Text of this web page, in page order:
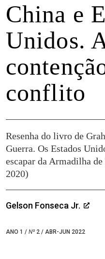
China e
Unidos.
conflito
Resenha do livro de
Guerra. Os Estados
escapar da Armadilha
2020)
Gelson Fonseca Jr.
ANO 1 / Nº 2 / ABR-JUN 2022